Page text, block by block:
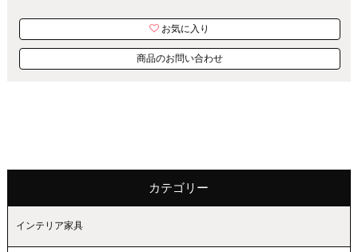
お気に入り
商品のお問い合わせ
カテゴリー
インテリア家具